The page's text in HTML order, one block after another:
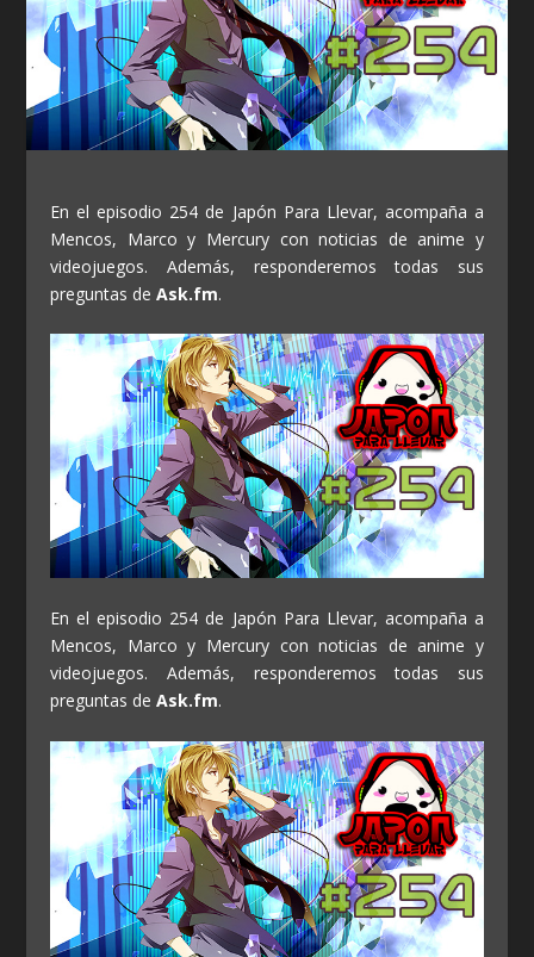
En el episodio 254 de Japón Para Llevar, acompaña a
Mencos, Marco y Mercury con noticias de anime y
videojuegos. Además, responderemos todas sus
preguntas deAsk.fm.
En el episodio 254 de Japón Para Llevar, acompaña a
Mencos, Marco y Mercury con noticias de anime y
videojuegos. Además, responderemos todas sus
preguntas deAsk.fm.